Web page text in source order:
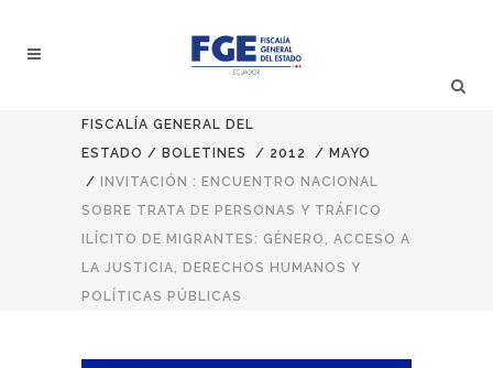
FISCALÍA GENERAL DEL
ESTADO / BOLETINES / 2012 / MAYO
/
INVITACIÓN : ENCUENTRO NACIONAL
SOBRE TRATA DE PERSONAS Y TRÁFICO
ILÍCITO DE MIGRANTES: GÉNERO, ACCESO A
LA JUSTICIA, DERECHOS HUMANOS Y
POLÍTICAS PÚBLICAS